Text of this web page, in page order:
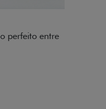
dinâmico e
o estilo do Fiat